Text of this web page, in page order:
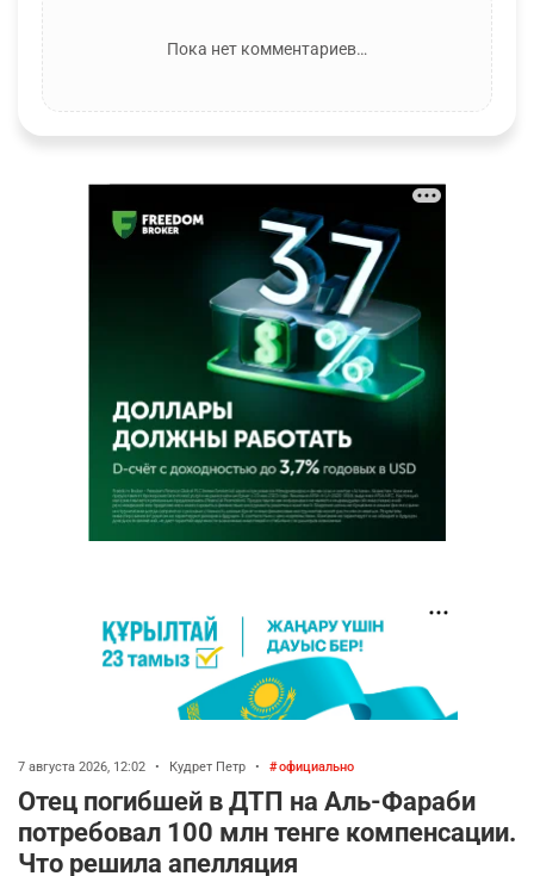
Пока нет комментариев…
7 августа 2026, 12:02 • Кудрет Петр • официально
Отец погибшей в ДТП на Аль-Фараби
потребовал 100 млн тенге компенсации.
Что решила апелляция